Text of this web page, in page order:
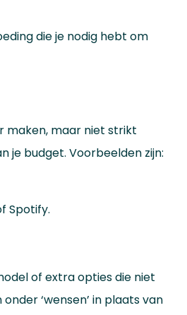
die je nodig hebt om
maken, maar niet strikt
je budget. Voorbeelden zijn:
Spotify.
of extra opties die niet
‘wensen’ in plaats van